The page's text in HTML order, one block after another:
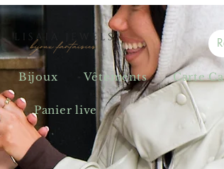
Bijoux Vêtements Carte
Panier live